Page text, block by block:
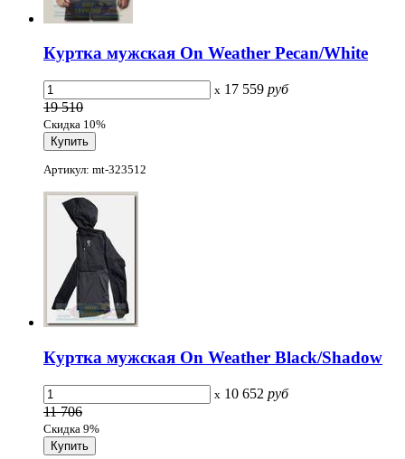
Куртка мужская On Weather Pecan/White
x 17 559 руб
19 510
Скидка 10%
Артикул: mt-323512
Куртка мужская On Weather Black/Shadow
x 10 652 руб
11 706
Скидка 9%